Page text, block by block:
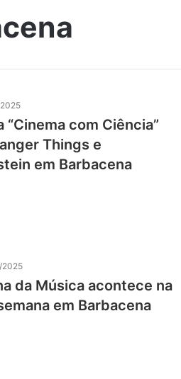
“Cinema com Ciência”
Things e
em Barbacena
da Música acontece na
em Barbacena